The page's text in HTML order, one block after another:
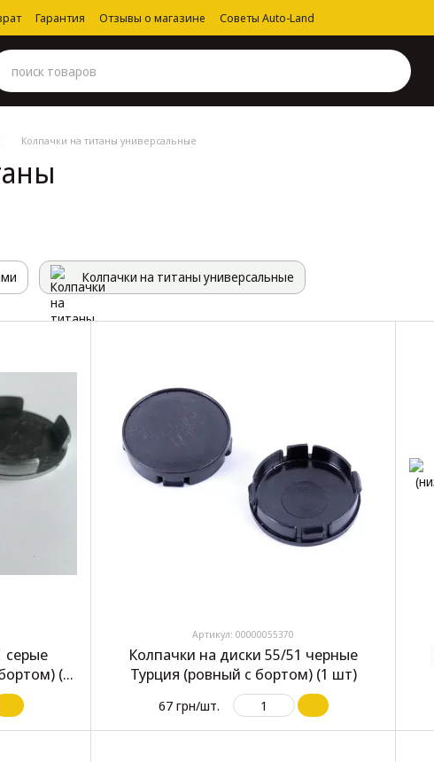
Гарантия Отзывы о магазине
Советы Auto-Land
Колпачки на титаны универсальные
Колпачки на титаны универсальные
серые
(1
Артикул: 00000055370
Колпачки на диски 55/51 черные
Турция (ровный с бортом) (1 шт)
67 грн/шт.